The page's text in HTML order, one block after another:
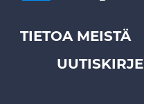
Footer
TIETOA MEISTÄ
UUTISKIRJE